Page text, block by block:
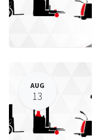
AUG
13